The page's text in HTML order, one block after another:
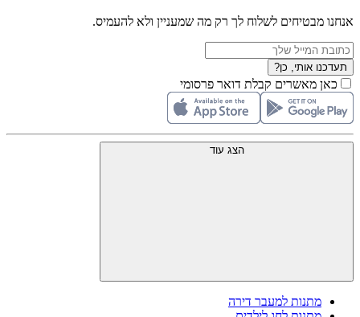
אנחנו מבטיחים לשלוח לך רק מה שמעניין ולא להעמיס.
תעדכנו אותי, כן?
כאן מאשרים קבלת דואר פרסומי
הצג עוד
מתנות למעבר דירה